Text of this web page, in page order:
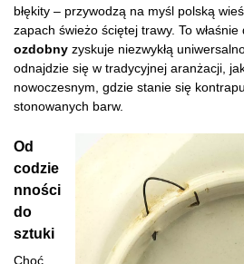
błękity – przywodzą na myśl polską
zapach świeżo ściętej trawy. To właśnie
ozdobny zyskuje niezwykłą
odnajdzie się w tradycyjnej aranżacji,
nowoczesnym, gdzie stanie się
stonowanych barw.
Od
codzie
nności
do
sztuki
Choć